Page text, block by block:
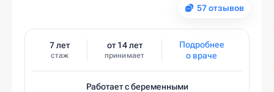
57 отзывов
7 лет
стаж
от 14 лет
принимает
Подробнее
о враче
Работает с беременными